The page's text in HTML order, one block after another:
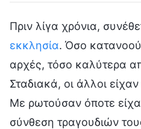
Πριν λίγα χρόνια,
εκκλησία. Όσο
αρχές, τόσο καλύτερα
Σταδιακά, οι άλλοι
Με ρωτούσαν όποτε
σύνθεση τραγουδιών